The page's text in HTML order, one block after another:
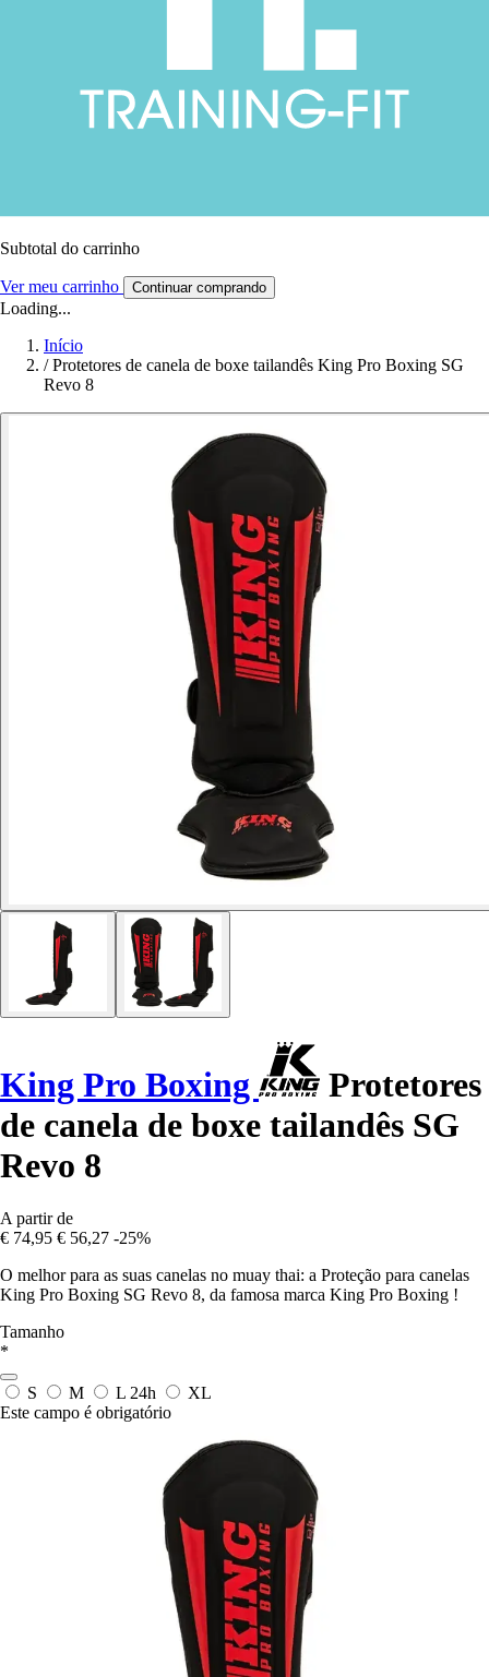
Subtotal do carrinho
Ver meu carrinho Continuar comprando
Loading...
Início
/ Protetores de canela de boxe tailandês King Pro Boxing SG
Revo 8
King Pro Boxing
Protetores
de canela de boxe tailandês SG
Revo 8
A partir de
€ 74,95 € 56,27 -25%
O melhor para as suas canelas no muay thai: a Proteção para canelas
King Pro Boxing SG Revo 8, da famosa marca King Pro Boxing !
Tamanho
*
S M L 24h
XL
Este campo é obrigatório